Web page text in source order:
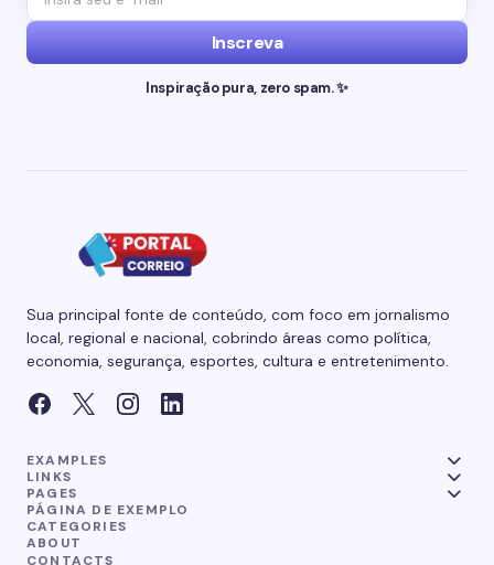
Inscreva
Inspiração pura, zero spam. ✨
Sua principal fonte de conteúdo, com foco em jornalismo
local, regional e nacional, cobrindo áreas como política,
economia, segurança, esportes, cultura e entretenimento.
EXAMPLES
LINKS
PAGES
PÁGINA DE EXEMPLO
CATEGORIES
ABOUT
CONTACTS